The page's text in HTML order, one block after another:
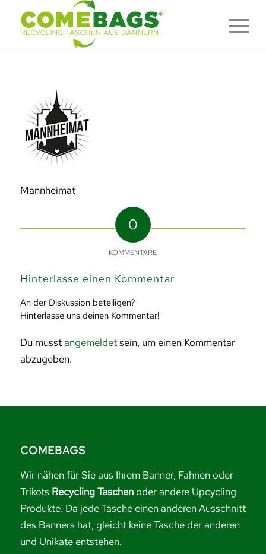
Mannheimat
0
KOMMENTARE
Hinterlasse einen Kommentar
An der Diskussion beteiligen?
Hinterlasse uns deinen Kommentar!
Du musstangemeldetsein, um einen Kommentar
abzugeben.
COMEBAGS
Wir nähen für Sie aus Ihrem Banner, Fahnen oder
Trikots Recycling Taschenoder andere Upcycling
Produkte. Da jede Tasche einen anderen Ausschnitt
des Banners hat, gleicht keine Tasche der anderen
und Unikate entstehen.